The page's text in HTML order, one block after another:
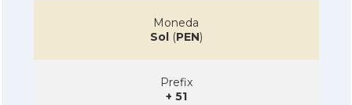
Moneda
Sol(PEN)
Prefix
+ 51